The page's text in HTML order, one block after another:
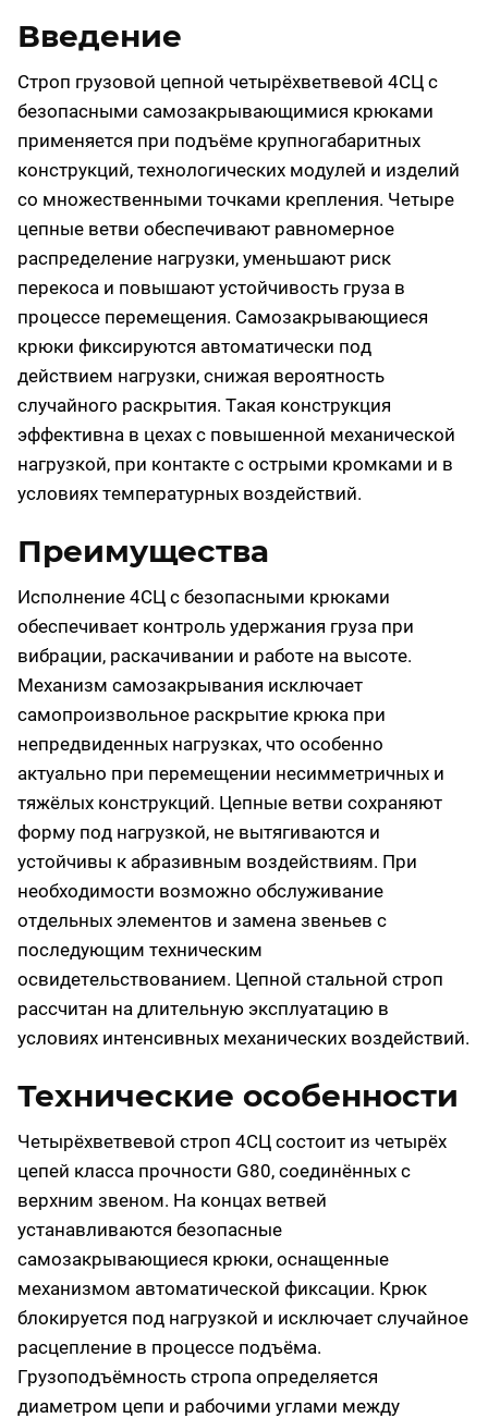
Введение
Строп грузовой цепной четырёхветвевой 4СЦ с
безопасными самозакрывающимися крюками
применяется при подъёме крупногабаритных
конструкций, технологических модулей и изделий
со множественными точками крепления. Четыре
цепные ветви обеспечивают равномерное
распределение нагрузки, уменьшают риск
перекоса и повышают устойчивость груза в
процессе перемещения. Самозакрывающиеся
крюки фиксируются автоматически под
действием нагрузки, снижая вероятность
случайного раскрытия. Такая конструкция
эффективна в цехах с повышенной механической
нагрузкой, при контакте с острыми кромками и в
условиях температурных воздействий.
Преимущества
Исполнение 4СЦ с безопасными крюками
обеспечивает контроль удержания груза при
вибрации, раскачивании и работе на высоте.
Механизм самозакрывания исключает
самопроизвольное раскрытие крюка при
непредвиденных нагрузках, что особенно
актуально при перемещении несимметричных и
тяжёлых конструкций. Цепные ветви сохраняют
форму под нагрузкой, не вытягиваются и
устойчивы к абразивным воздействиям. При
необходимости возможно обслуживание
отдельных элементов и замена звеньев с
последующим техническим
освидетельствованием. Цепной стальной строп
рассчитан на длительную эксплуатацию в
условиях интенсивных механических воздействий.
Технические особенности
Четырёхветвевой строп 4СЦ состоит из четырёх
цепей класса прочности G80, соединённых с
верхним звеном. На концах ветвей
устанавливаются безопасные
самозакрывающиеся крюки, оснащенные
механизмом автоматической фиксации. Крюк
блокируется под нагрузкой и исключает случайное
расцепление в процессе подъёма.
Грузоподъёмность стропа определяется
диаметром цепи и рабочими углами между